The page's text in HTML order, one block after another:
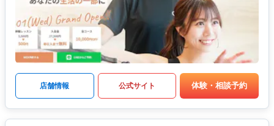
店舗情報 公式サイト 体験・相談予約